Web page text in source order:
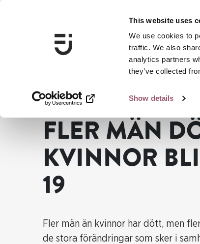
This website uses
We use cookies to
traffic. We also
analytics partners
they’ve collected
Show details
... Nyheter Fler män dör men fler kvinnor blir
FLER MÄN
KVINNOR
19
Fler män än kvinnor har dött, men
de stora förändringar som sker i